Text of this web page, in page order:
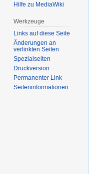
Hilfe zu MediaWiki
Werkzeuge
Links auf diese Seite
Änderungen an
verlinkten Seiten
Spezialseiten
Druckversion
Permanenter Link
Seiten­informationen